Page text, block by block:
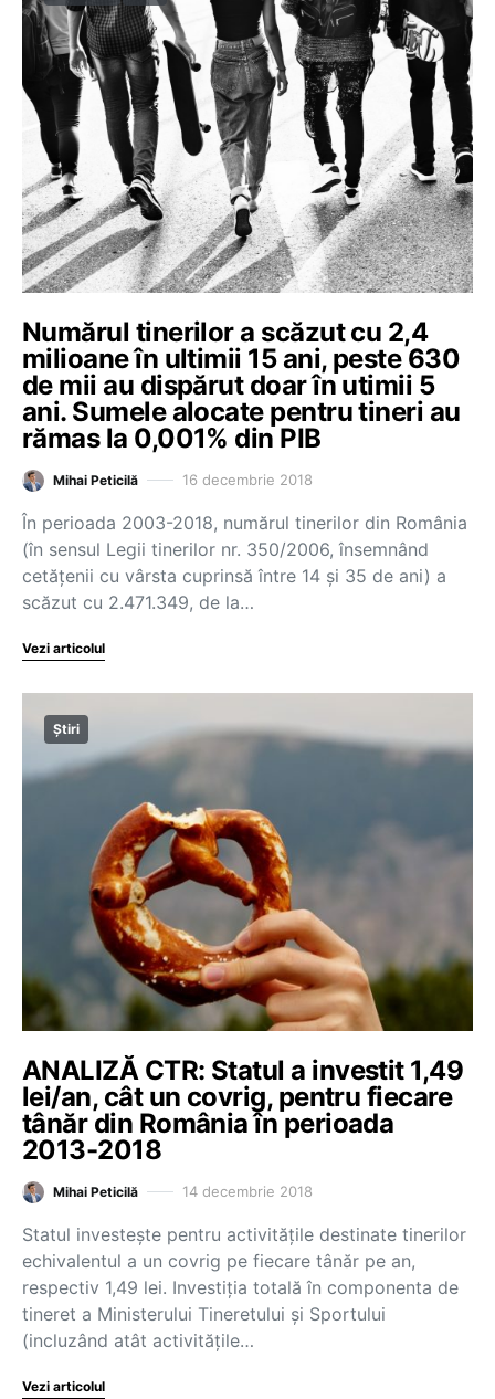
Numărul tinerilor a scăzut cu 2,4
milioane în ultimii 15 ani, peste 630
de mii au dispărut doar în utimii 5
ani. Sumele alocate pentru tineri au
rămas la 0,001% din PIB
Mihai Peticilă 16 decembrie 2018
În perioada 2003-2018, numărul tinerilor din România
(în sensul Legii tinerilor nr. 350/2006, însemnând
cetățenii cu vârsta cuprinsă între 14 și 35 de ani) a
scăzut cu 2.471.349, de la…
Vezi articolul
Știri
ANALIZĂ CTR: Statul a investit 1,49
lei/an, cât un covrig, pentru fiecare
tânăr din România în perioada
2013-2018
Mihai Peticilă 14 decembrie 2018
Statul investește pentru activitățile destinate tinerilor
echivalentul a un covrig pe fiecare tânăr pe an,
respectiv 1,49 lei. Investiția totală în componenta de
tineret a Ministerului Tineretului și Sportului
(incluzând atât activitățile…
Vezi articolul